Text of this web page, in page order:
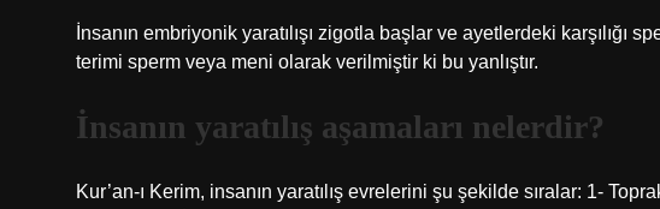
İnsanın embriyonik yaratılışı zigotla başlar ve ayetlerdeki karşılığı
terimi sperm veya meni olarak verilmiştir ki bu yanlıştır.
İnsanın yaratılış aşamaları nelerdir?
Kur’an-ı Kerim, insanın yaratılış evrelerini şu şekilde sıralar: 1-